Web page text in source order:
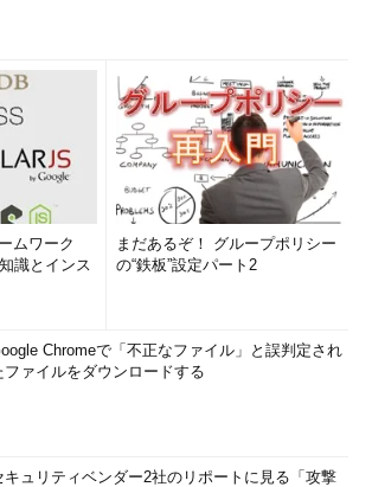
ムワーク
識とインス
まだあるぞ！ グループポリシー
の“鉄板”設定パート2
Chromeで「不正なファイル」と誤判定され
ファイルをダウンロードする
キュリティベンダー2社のリポートに見る「攻撃